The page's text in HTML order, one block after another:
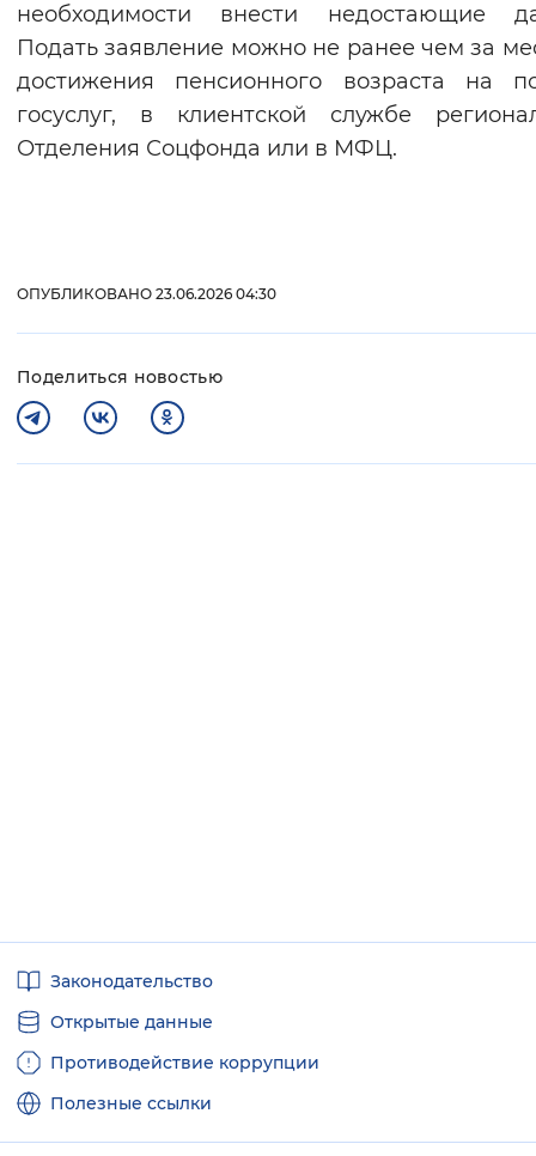
необходимости внести недостающие
Подать заявление можно не ранее чем за
достижения пенсионного возраста на
госуслуг, в клиентской службе
Отделения Соцфонда или в МФЦ.
ОПУБЛИКОВАНО 23.06.2026 04:30
Поделиться новостью
ссылкиЗаконодательство
Открытые данные
Противодействие коррупции
Полезные ссылки